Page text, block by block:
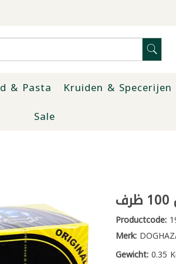
& Pasta Kruiden & Specerijen
Sale
Productcode:
Merk:
Gewicht:0.35